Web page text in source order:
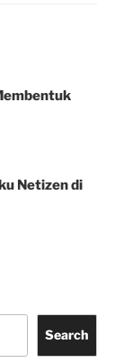
Netizen di
Search